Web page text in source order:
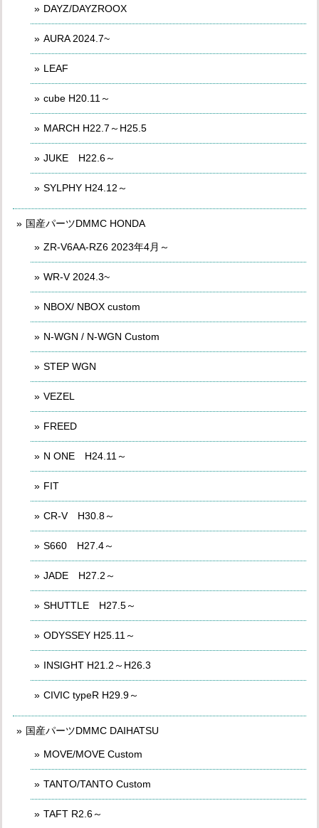
DAYZ/DAYZROOX
AURA 2024.7~
LEAF
cube H20.11～
MARCH H22.7～H25.5
JUKE H22.6～
SYLPHY H24.12～
国産パーツDMMC HONDA
ZR-V6AA-RZ6 2023年4月～
WR-V 2024.3~
NBOX/ NBOX custom
N-WGN / N-WGN Custom
STEP WGN
VEZEL
FREED
N ONE H24.11～
FIT
CR-V H30.8～
S660 H27.4～
JADE H27.2～
SHUTTLE H27.5～
ODYSSEY H25.11～
INSIGHT H21.2～H26.3
CIVIC typeR H29.9～
国産パーツDMMC DAIHATSU
MOVE/MOVE Custom
TANTO/TANTO Custom
TAFT R2.6～